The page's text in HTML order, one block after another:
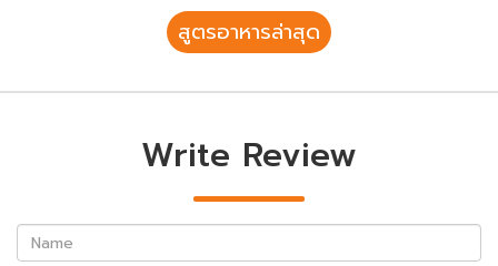
สูตรอาหารล่าสุด
Write Review
Name